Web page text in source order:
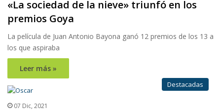
«La sociedad de la nieve» triunfó en los
premios Goya
La película de Juan Antonio Bayona ganó 12 premios de los 13 a
los que aspiraba
Leer más »
Destacadas
07 Dic, 2021